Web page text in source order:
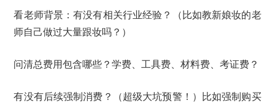
看老师背景：有没有相关行业经验？（比如教新娘妆的老
师自己做过大量跟妆吗？）
问清总费用包含哪些？学费、工具费、材料费、考证费？
有没有后续强制消费？（超级大坑预警！）比如强制购买